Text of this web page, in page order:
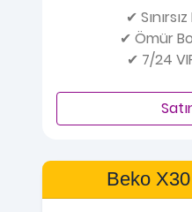
✔
✔ Ömür
✔ 7/24
Beko